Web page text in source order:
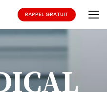
RAPPEL GRATUIT